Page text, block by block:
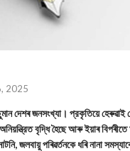
2025
দেশৰ জনসংখ্যা। প্রকৃতিয়ে
বৃদ্ধি হৈছে আৰু ইয়াৰ
জলবায়ু পৰিৱৰ্তনকে ধৰি নানা